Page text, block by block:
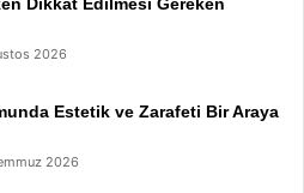
2026
Estetik ve Zarafeti Bir Araya
2026